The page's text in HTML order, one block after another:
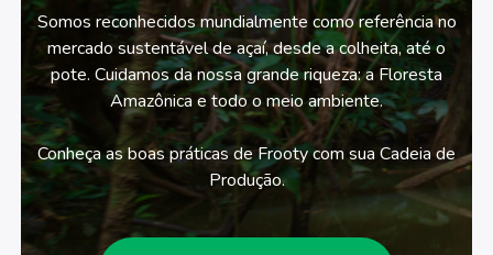
Somos reconhecidos mundialmente como referência no
mercado sustentável de açaí, desde a colheita, até o
pote. Cuidamos da nossa grande riqueza: a Floresta
Amazônica e todo o meio ambiente.
Conheça as boas práticas de Frooty com sua Cadeia de
Produção.